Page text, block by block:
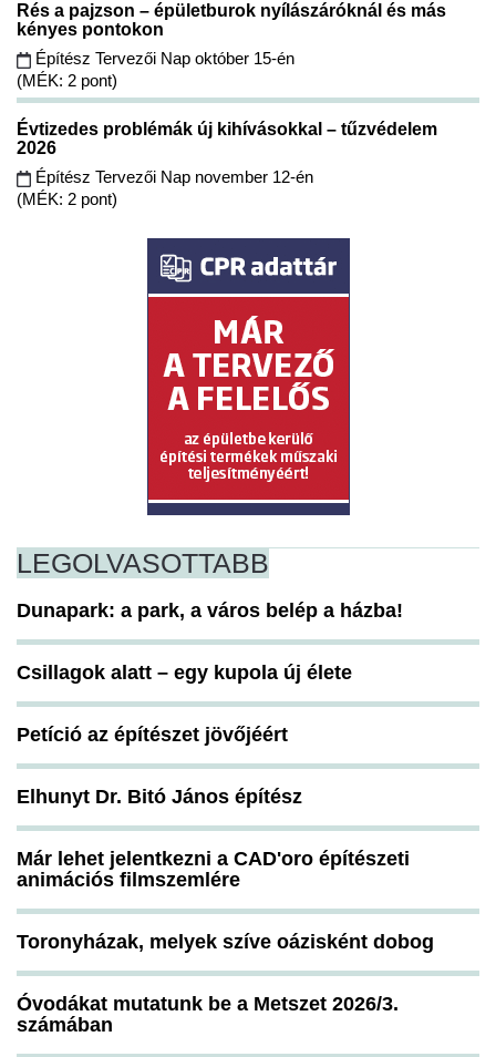
Rés a pajzson – épületburok nyílászáróknál és más
kényes pontokon
Építész Tervezői Nap október 15-én
(MÉK: 2 pont)
Évtizedes problémák új kihívásokkal – tűzvédelem
2026
Építész Tervezői Nap november 12-én
(MÉK: 2 pont)
LEGOLVASOTTABB
Dunapark: a park, a város belép a házba!
Csillagok alatt – egy kupola új élete
Petíció az építészet jövőjéért
Elhunyt Dr. Bitó János építész
Már lehet jelentkezni a CAD'oro építészeti
animációs filmszemlére
Toronyházak, melyek szíve oázisként dobog
Óvodákat mutatunk be a Metszet 2026/3.
számában